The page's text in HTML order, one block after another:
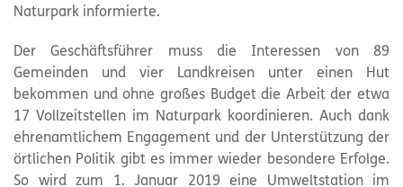
Naturpark informierte.
Der Geschäftsführer muss die Interessen von 89
Gemeinden und vier Landkreisen unter einen Hut
bekommen und ohne großes Budget die Arbeit der etwa
17 Vollzeitstellen im
Naturpark koordinieren. Auch dank
ehrenamtlichem Engagement und der Unterstützung der
örtlichen Politik gibt es immer wieder besondere Erfolge.
So wird zum 1. Januar 2019 eine Umweltstation im